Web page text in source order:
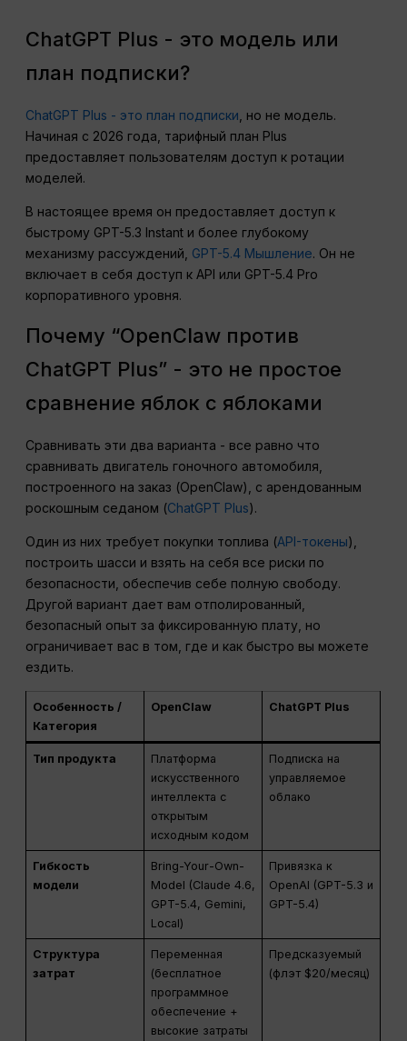
ChatGPT Plus - это модель или
план подписки?
ChatGPT Plus - это план подписки , но не модель.
Начиная с 2026 года, тарифный план Plus
предоставляет пользователям доступ к ротации
моделей.
В настоящее время он предоставляет доступ к
быстрому GPT-5.3 Instant и более глубокому
механизму рассуждений, GPT-5.4 Мышление. Он не
включает в себя доступ к API или GPT-5.4 Pro
корпоративного уровня.
Почему “OpenClaw против
ChatGPT Plus” - это не простое
сравнение яблок с яблоками
Сравнивать эти два варианта - все равно что
сравнивать двигатель гоночного автомобиля,
построенного на заказ (OpenClaw), с арендованным
роскошным седаном (ChatGPT Plus).
Один из них требует покупки топлива (API-токены),
построить шасси и взять на себя все риски по
безопасности, обеспечив себе полную свободу.
Другой вариант дает вам отполированный,
безопасный опыт за фиксированную плату, но
ограничивает вас в том, где и как быстро вы можете
ездить.
Особенность /
Категория
OpenClaw ChatGPT Plus
Тип продукта
Платформа
искусственного
интеллекта с
открытым
исходным кодом
Подписка на
управляемое
облако
Гибкость
модели
Bring-Your-Own-
Model (Claude 4.6,
GPT-5.4, Gemini,
Local)
Привязка к
OpenAI (GPT-5.3 и
GPT-5.4)
Структура
затрат
Переменная
(бесплатное
программное
обеспечение +
высокие затраты
Предсказуемый
(флэт $20/месяц)